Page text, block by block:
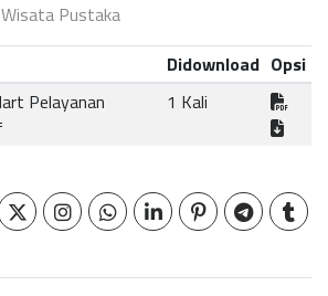
Pustaka
Didownload Opsi
Pelayanan
1 Kali